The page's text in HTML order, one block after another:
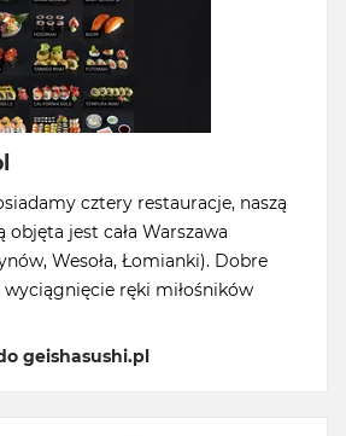
cztery restauracje, naszą
jest cała Warszawa
Wesoła, Łomianki). Dobre
ręki miłośników
geishasushi.pl